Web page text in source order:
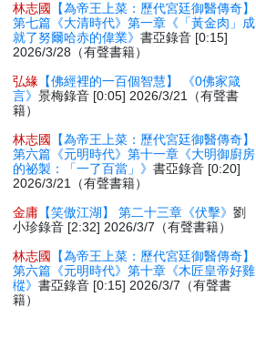
林志國
【為帝王上菜：歷代宮廷御醫傳奇】
第七篇《大清時代》第一章《「黃金肉」成
就了努爾哈赤的偉業》書亞錄音 [0:15]
2026/3/28（有聲書籍）
弘緣 【佛經裡的一百個智慧】 《0佛家箴
言》景梅錄音 [0:05] 2026/3/21（有聲書
籍）
林志國
【為帝王上菜：歷代宮廷御醫傳奇】
第六篇《元明時代》第十一章《大明御廚房
的祕製：「一了百當」》書亞錄音 [0:20]
2026/3/21（有聲書籍）
金庸 【笑傲江湖】 第二十三章《伏擊》劉
小珍錄音 [2:32] 2026/3/7（有聲書籍）
林志國
【為帝王上菜：歷代宮廷御醫傳奇】
第六篇《元明時代》第十章《木匠皇帝好雞
樅》書亞錄音 [0:15] 2026/3/7（有聲書
籍）